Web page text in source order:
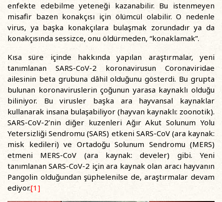
enfekte edebilme yeteneği kazanabilir. Bu istenmeyen
misafir bazen konakçısı için ölümcül olabilir. O nedenle
virus, ya başka konakçılara bulaşmak zorundadır ya da
konakçısında sessizce, onu öldürmeden, “konaklamak”.
Kısa süre içinde hakkında yapılan araştırmalar, yeni
tanımlanan SARS-CoV-2 koronavirusun Coronaviridae
ailesinin beta grubuna dâhil olduğunu gösterdi. Bu grupta
bulunan koronaviruslerin çoğunun yarasa kaynaklı olduğu
biliniyor. Bu virusler başka ara hayvansal kaynaklar
kullanarak insana bulaşabiliyor (hayvan kaynaklı: zoonotik).
SARS-CoV-2’nin diğer kuzenleri Ağır Akut Solunum Yolu
Yetersizliği Sendromu (SARS) etkeni SARS-CoV (ara kaynak:
misk kedileri) ve Ortadoğu Solunum Sendromu (MERS)
etmeni MERS-CoV (ara kaynak: develer) gibi. Yeni
tanımlanan SARS-CoV-2 için ara kaynak olan aracı hayvanın
Pangolin olduğundan şüphelenilse de, araştırmalar devam
ediyor.[1]